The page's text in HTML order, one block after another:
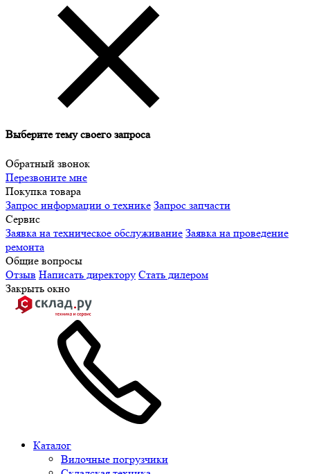
Выберите тему своего запроса
Обратный звонок
Перезвоните мне
Покупка товара
Запрос информации о технике Запрос запчасти
Сервис
Заявка на техническое обслуживание Заявка на проведение
ремонта
Общие вопросы
Отзыв Написать директору Стать дилером
Закрыть окно
Каталог
Вилочные погрузчики